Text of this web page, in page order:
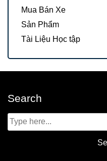
Mua Bán Xe
Sản Phẩm
Tài Liệu Học tập
Search